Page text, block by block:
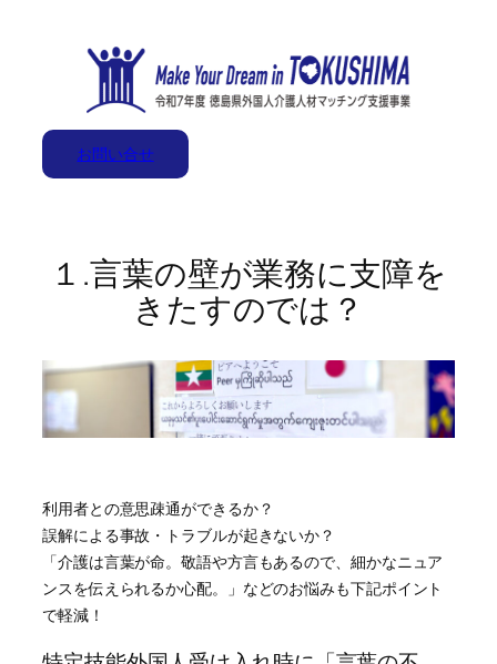
お問い合せ
１.言葉の壁が業務に支障を
きたすのでは？
利用者との意思疎通ができるか？
誤解による事故・トラブルが起きないか？
「介護は言葉が命。敬語や方言もあるので、細かなニュア
ンスを伝えられるか心配。」などのお悩みも下記ポイント
で軽減！